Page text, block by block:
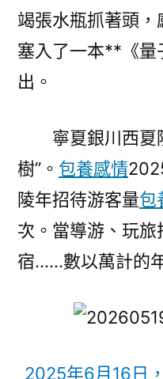
竭張水瓶抓著頭，
塞入了一本**《量
出。
寧夏銀川西夏
樹”。 包養感情
陵年招待游客量包
次。當導游、玩
宿……數以萬計的
2025年6月16日